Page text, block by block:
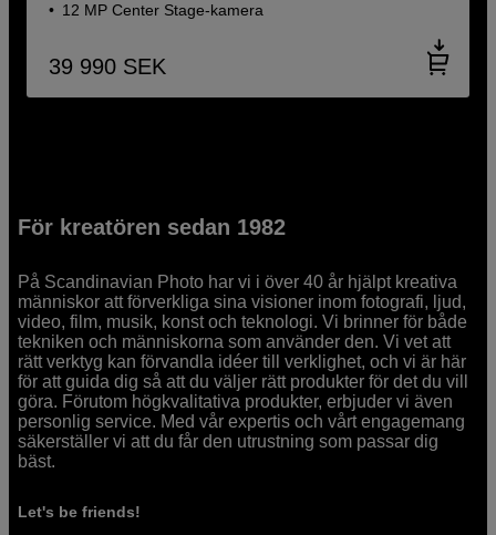
12 MP Center Stage-kamera
39 990 SEK
För kreatören sedan 1982
På Scandinavian Photo har vi i över 40 år hjälpt kreativa
människor att förverkliga sina visioner inom fotografi, ljud,
video, film, musik, konst och teknologi. Vi brinner för både
tekniken och människorna som använder den. Vi vet att
rätt verktyg kan förvandla idéer till verklighet, och vi är här
för att guida dig så att du väljer rätt produkter för det du vill
göra. Förutom högkvalitativa produkter, erbjuder vi även
personlig service. Med vår expertis och vårt engagemang
säkerställer vi att du får den utrustning som passar dig
bäst.
Let's be friends!